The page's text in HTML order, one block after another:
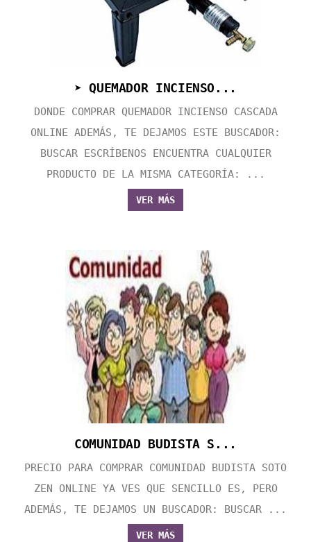
➤ QUEMADOR INCIENSO...
DONDE COMPRAR QUEMADOR INCIENSO CASCADA
ONLINE ADEMÁS, TE DEJAMOS ESTE BUSCADOR:
BUSCAR ESCRÍBENOS ENCUENTRA CUALQUIER
PRODUCTO DE LA MISMA CATEGORÍA: ...
VER MÁS
COMUNIDAD BUDISTA S...
PRECIO PARA COMPRAR COMUNIDAD BUDISTA SOTO
ZEN ONLINE YA VES QUE SENCILLO ES, PERO
ADEMÁS, TE DEJAMOS UN BUSCADOR: BUSCAR ...
VER MÁS